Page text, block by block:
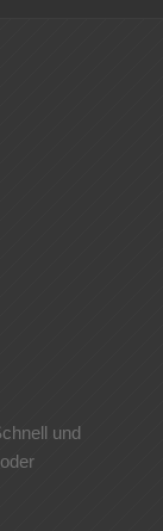
und